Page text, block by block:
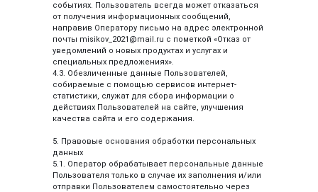
событиях. Пользователь всегда может отказаться
от получения информационных сообщений,
направив Оператору письмо на адрес электронной
почты misikov_2021@mail.ru с пометкой «Отказ от
уведомлений о новых продуктах и услугах и
специальных предложениях».
4.3. Обезличенные данные Пользователей,
собираемые с помощью сервисов интернет-
статистики, служат для сбора информации о
действиях Пользователей на сайте, улучшения
качества сайта и его содержания.
5. Правовые основания обработки персональных
данных
5.1. Оператор обрабатывает персональные данные
Пользователя только в случае их заполнения и/или
отправки Пользователем самостоятельно через